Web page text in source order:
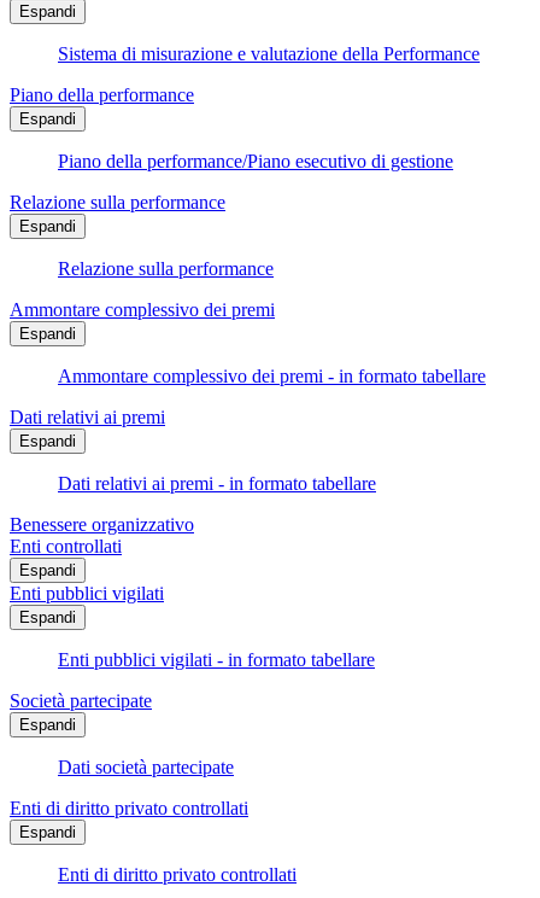
Espandi
Sistema di misurazione e valutazione della Performance
Piano della performance
Espandi
Piano della performance/Piano esecutivo di gestione
Relazione sulla performance
Espandi
Relazione sulla performance
Ammontare complessivo dei premi
Espandi
Ammontare complessivo dei premi - in formato tabellare
Dati relativi ai premi
Espandi
Dati relativi ai premi - in formato tabellare
Benessere organizzativo
Enti controllati
Espandi
Enti pubblici vigilati
Espandi
Enti pubblici vigilati - in formato tabellare
Società partecipate
Espandi
Dati società partecipate
Enti di diritto privato controllati
Espandi
Enti di diritto privato controllati